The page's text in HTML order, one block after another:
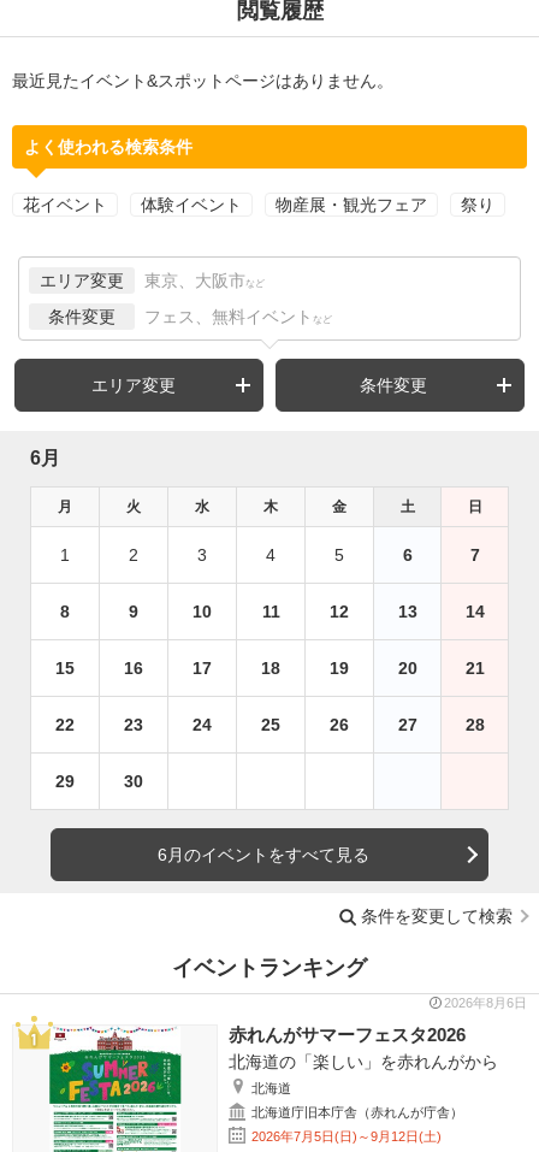
閲覧履歴
最近見たイベント&スポットページはありません。
よく使われる検索条件
花イベント 体験イベント 物産展・観光フェア 祭り
エリア変更 東京、大阪市 など
条件変更 フェス、無料イベント など
エリア変更 条件変更
6月
月 火 水 木 金 土 日
1 2 3 4 5 6 7
8 9 10 11 12 13 14
15 16 17 18 19 20 21
22 23 24 25 26 27 28
29 30
6月のイベントをすべて見る
条件を変更して検索
イベントランキング
2026年8月6日
赤れんがサマーフェスタ2026
北海道の「楽しい」を赤れんがから
北海道
北海道庁旧本庁舎（赤れんが庁舎）
2026年7月5日(日)～9月12日(土)